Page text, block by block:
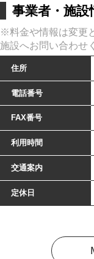
事業者・施設
※料金や情報は変更
施設へお問い合わせ
住所
電話番号
FAX番号
利用時間
交通案内
定休日